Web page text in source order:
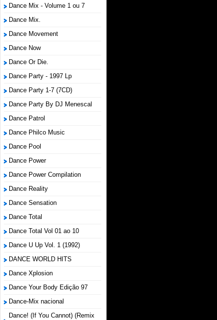
Dance Mix - Volume 1 ou 7
Dance Mix.
Dance Movement
Dance Now
Dance Or Die.
Dance Party - 1997 Lp
Dance Party 1-7 (7CD)
Dance Party By DJ Menescal
Dance Patrol
Dance Philco Music
Dance Pool
Dance Power
Dance Power Compilation
Dance Reality
Dance Sensation
Dance Total
Dance Total Vol 01 ao 10
Dance U Up Vol. 1 (1992)
DANCE WORLD HITS
Dance Xplosion
Dance Your Body Edição 97
Dance-Mix nacional
Dance! (If You Cannot) (Remix